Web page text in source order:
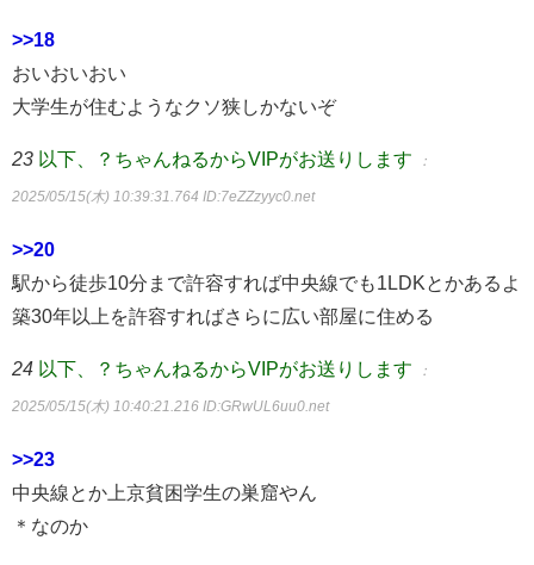
>>18
おいおいおい
大学生が住むようなクソ狭しかないぞ
23 以下、？ちゃんねるからVIPがお送りします ：
2025/05/15(木) 10:39:31.764 ID:7eZZzyyc0.net
>>20
駅から徒歩10分まで許容すれば中央線でも1LDKとかあるよ
築30年以上を許容すればさらに広い部屋に住める
24 以下、？ちゃんねるからVIPがお送りします ：
2025/05/15(木) 10:40:21.216 ID:GRwUL6uu0.net
>>23
中央線とか上京貧困学生の巣窟やん
＊なのか